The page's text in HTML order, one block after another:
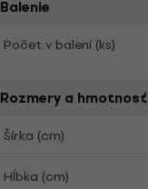
Balenie
Počet v balení (ks)
Rozmery a hmotnosť
Šírka (cm)
Hĺbka (cm)